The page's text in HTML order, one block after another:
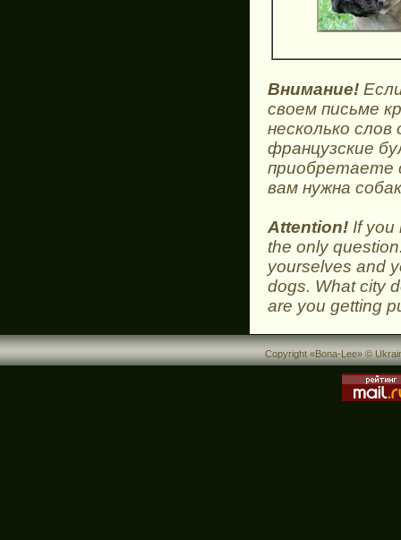
Внимание!
своем письме
несколько
французские
приобретаете
вам нужна
Attention! If you
the only
yourselves and
dogs. What city
are you getting
Copyright «Bona-Lee» ©